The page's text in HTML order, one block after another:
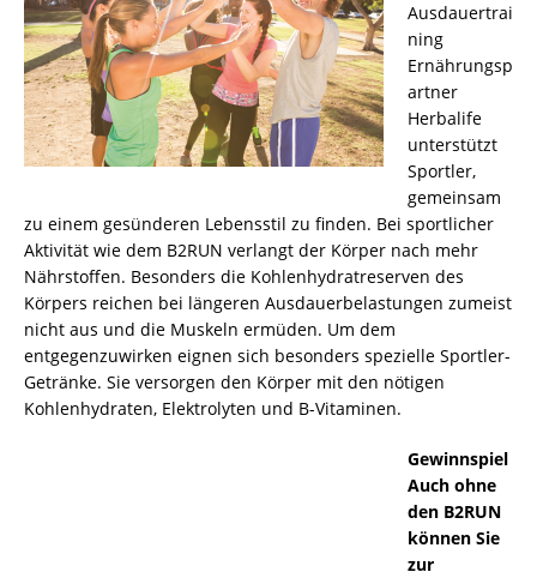
Ausdauertrai
ning
Ernährungsp
artner
Herbalife
unterstützt
Sportler,
gemeinsam
zu einem gesünderen Lebensstil zu finden. Bei sportlicher
Aktivität wie dem B2RUN verlangt der Körper nach mehr
Nährstoffen. Besonders die Kohlenhydratreserven des
Körpers reichen bei längeren Ausdauerbelastungen zumeist
nicht aus und die Muskeln ermüden. Um dem
entgegenzuwirken eignen sich besonders spezielle Sportler-
Getränke. Sie versorgen den Körper mit den nötigen
Kohlenhydraten, Elektrolyten und B-Vitaminen.
Gewinnspiel
Auch ohne
den B2RUN
können Sie
zur